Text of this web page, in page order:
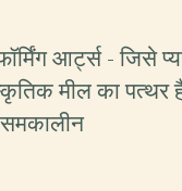
आर्ट्स - जिसे
मील का पत्थर है